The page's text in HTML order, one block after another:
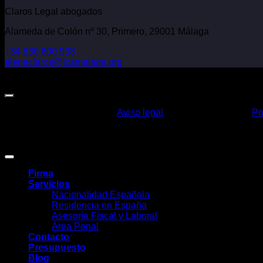
Claros Legal abogados
Alameda de Colón nº 30, Primero, 29001 Málaga
+34 630 600 938
elenaclaros@icamalaga.org
Aviso legal
Firma
Servicios
Nacionalidad Española
Residencia en España
Asesoría Fiscal y Laboral
Área Penal
Contacto
Presupuesto
Blog